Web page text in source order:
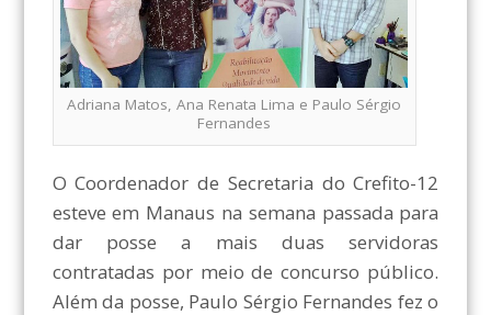
Adriana Matos, Ana Renata Lima e Paulo Sérgio
Fernandes
O Coordenador de Secretaria do Crefito-12
esteve em Manaus na semana passada para
dar posse a mais duas servidoras
contratadas por meio de concurso público.
Além da posse, Paulo Sérgio Fernandes fez o